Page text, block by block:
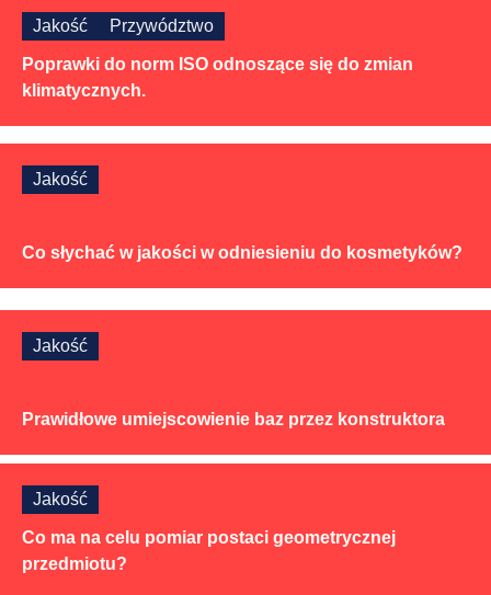
Jakość Przywództwo
Poprawki do norm ISO odnoszące się do zmian
klimatycznych.
Jakość
Co słychać w jakości w odniesieniu do kosmetyków?
Jakość
Prawidłowe umiejscowienie baz przez konstruktora
Jakość
Co ma na celu pomiar postaci geometrycznej
przedmiotu?